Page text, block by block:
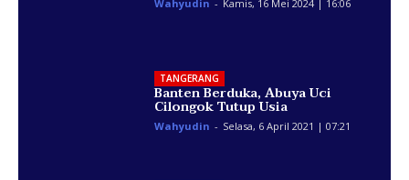
Wahyudin - Kamis, 16 Mei 2024 | 16:06
TANGERANG
Banten Berduka, Abuya Uci
Cilongok Tutup Usia
Wahyudin - Selasa, 6 April 2021 | 07:21